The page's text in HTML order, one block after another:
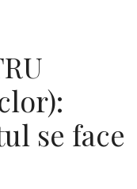
se face